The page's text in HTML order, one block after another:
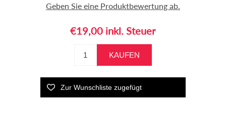
Geben Sie eine Produktbewertung ab.
€19,00 inkl. Steuer